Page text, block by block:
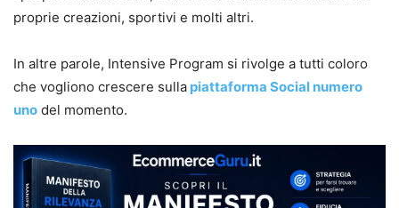
proprie creazioni, sportivi e molti altri.
In altre parole, Intensive Program si rivolge a tutti coloro
che vogliono crescere sulla piattaforma Social numero
uno del momento.